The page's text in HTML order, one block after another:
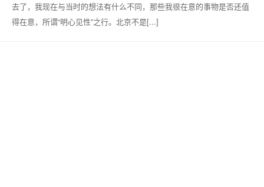
去了，我现在与当时的想法有什么不同，那些我很在意的事物是否还值
得在意，所谓“明心见性”之行。北京不是[...]